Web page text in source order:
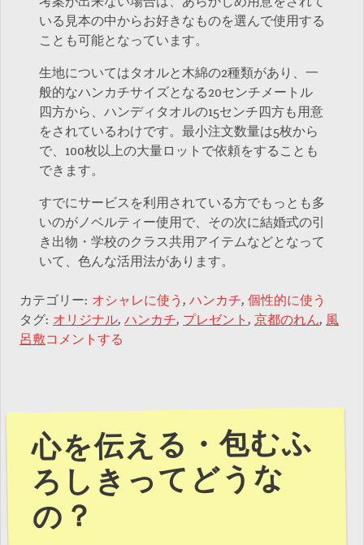
いる見本の中からお好きなものを選んで使用する
ことも可能となっています。
生地についてはタオルと木綿の2種類があり、一
般的なハンカチサイズとなる20センチメートル
四方から、ハンディタオルの15センチ四方も用意
をされているわけです。最小注文数量は5枚から
で、100枚以上の大量ロットで依頼をすることも
できます。
すでにサービスを利用されている方でもっとも多
いのがノベルティー使用で、その次に結婚式の引
き出物・学校のクラス共用アイテムなどとなって
いて、色んな活用法があります。
カテゴリー: オシャレに使う , ハンカチ, 個性的に使う
タグ: オリジナル, ハンカチ, プレゼント , 京都のれん, 風
呂敷コメントする
心を伝える・包むふ
ろしきってどうな
の？